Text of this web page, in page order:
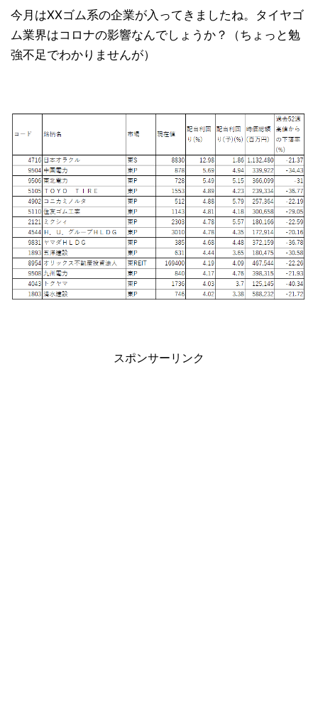
今月はXXゴム系の企業が入ってきましたね。タイヤゴ
ム業界はコロナの影響なんでしょうか？（ちょっと勉
強不足でわかりませんが）
スポンサーリンク